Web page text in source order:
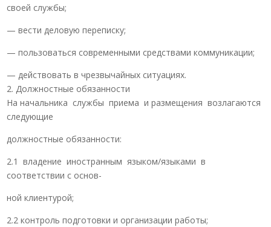
своей службы;
— вести деловую переписку;
— пользоваться современными средствами коммуникации;
— действовать в чрезвычайных ситуациях.
2. Должностные обязанности
На начальника службы приема и размещения возлагаются
следующие
должностные обязанности:
2.1 владение иностранным языком/языками в
соответствии с основ-
ной клиентурой;
2.2 контроль подготовки и организации работы;